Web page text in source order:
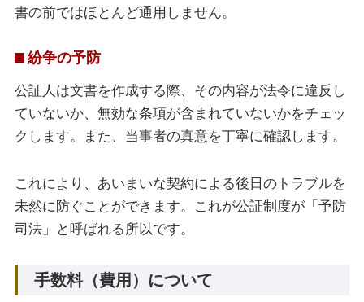
書の前ではほとんど通用しません。
紛争の予防
公証人は文書を作成する際、その内容が法令に違反し
ていないか、無効な条項が含まれていないかをチェッ
クします。また、当事者の真意を丁寧に確認します。
これにより、あいまいな契約による後日のトラブルを
未然に防ぐことができます。これが公証制度が「予防
司法」と呼ばれる所以です。
手数料（費用）について